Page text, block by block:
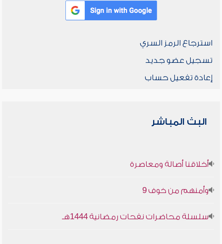
استرجاع الرمز السري
تسجيل عضو جديد
إعادة تفعيل حساب
البث المباشر
أخلاقنا أصالة ومعاصرة
وأمنهم من خوف 9
سلسلة محاضرات نفحات رمضانية 1444هـ